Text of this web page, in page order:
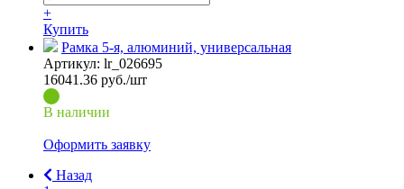
+
Купить
Рамка 5-я, алюминий, универсальная
Артикул: lr_026695
16041.36 руб./шт
В наличии
Оформить заявку
Назад